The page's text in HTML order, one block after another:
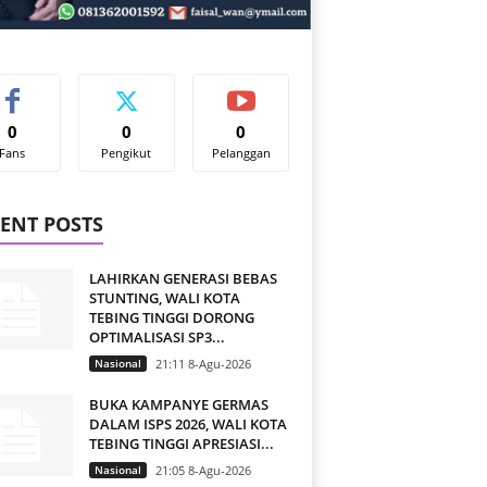
0
Fans
0
Pengikut
0
Pelanggan
POSTS
LAHIRKAN GENERASI BEBAS
STUNTING, WALI KOTA
TEBING TINGGI DORONG
OPTIMALISASI SP3...
Nasional 21:11 8-Agu-2026
BUKA KAMPANYE GERMAS
DALAM ISPS 2026, WALI KOTA
TEBING TINGGI APRESIASI...
Nasional 21:05 8-Agu-2026